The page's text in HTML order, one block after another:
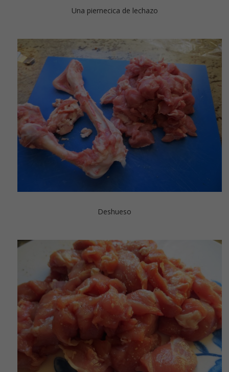
Una piernecica de lechazo
Deshueso